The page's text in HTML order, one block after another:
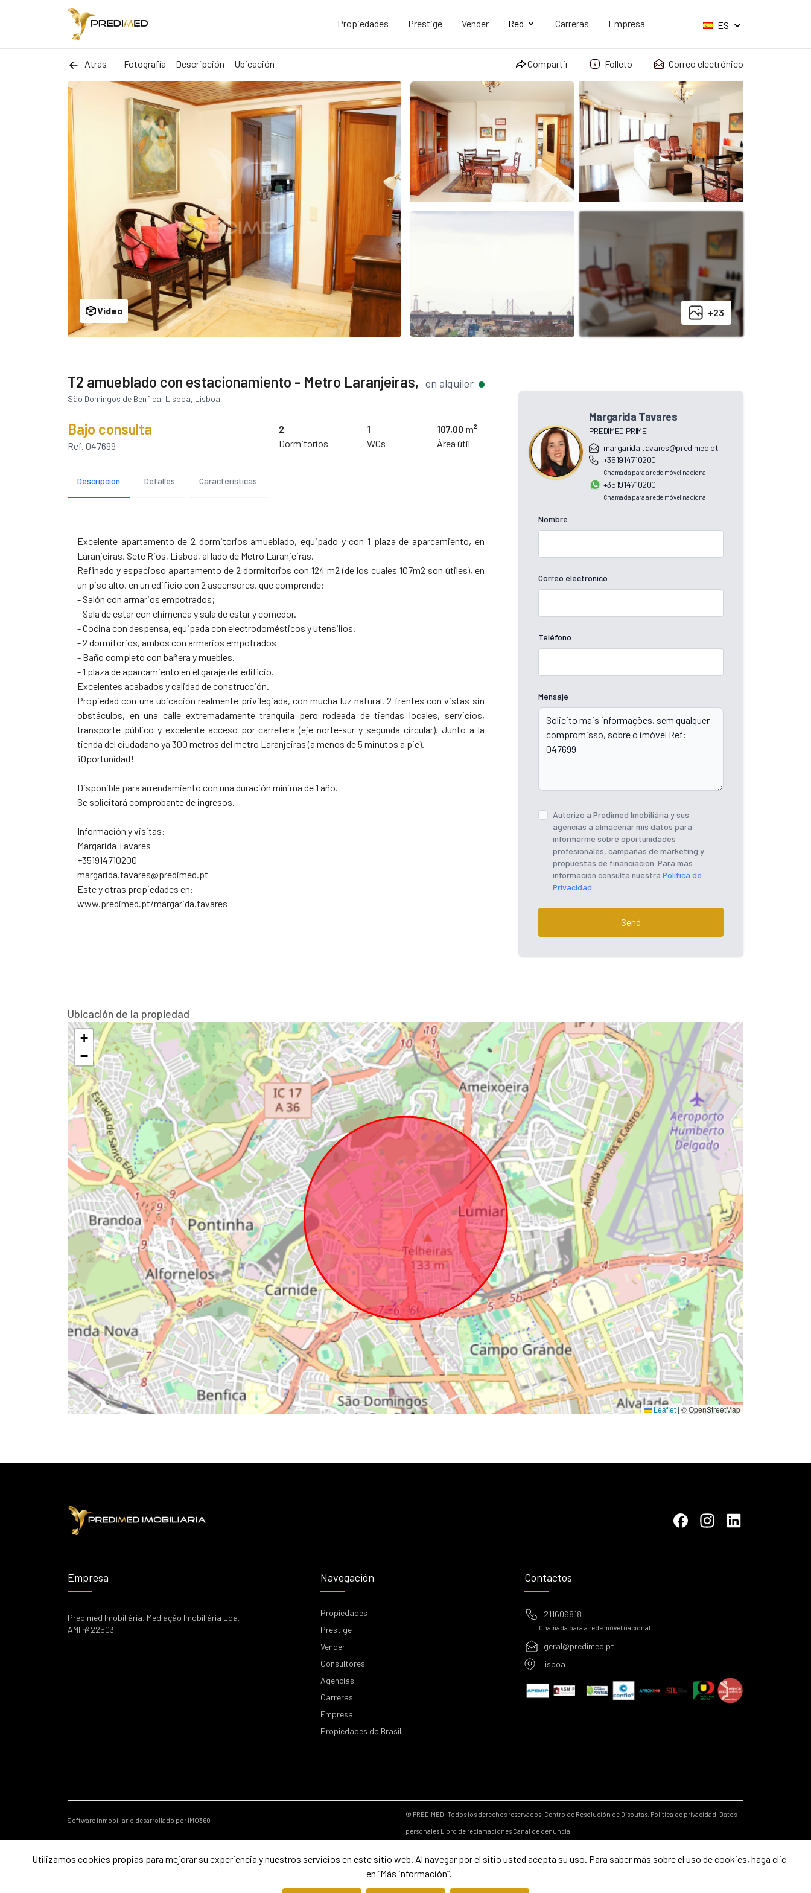
Propiedades Prestige Vender Red Carreras Empresa ES
Atrás Fotografía Descripción Ubicación Compartir Folleto Correo electrónico
+23
Video
T2 amueblado con estacionamiento - Metro Laranjeiras, en alquiler
São Domingos de Benfica, Lisboa, Lisboa
Bajo consulta
Ref. 047699
2
Dormitorios
1
WCs
107,00 m²
Área útil
Descripción Detalles Características
Excelente apartamento de 2 dormitorios amueblado, equipado y con 1 plaza de aparcamiento, en
Laranjeiras, Sete Rios, Lisboa, al lado de Metro Laranjeiras.
Refinado y espacioso apartamento de 2 dormitorios con 124 m2 (de los cuales 107m2 son útiles), en
un piso alto, en un edificio con 2 ascensores, que comprende:
- Salón con armarios empotrados;
- Sala de estar con chimenea y sala de estar y comedor.
- Cocina con despensa, equipada con electrodomésticos y utensilios.
- 2 dormitorios, ambos con armarios empotrados
- Baño completo con bañera y muebles.
- 1 plaza de aparcamiento en el garaje del edificio.
Excelentes acabados y calidad de construcción.
Propiedad con una ubicación realmente privilegiada, con mucha luz natural, 2 frentes con vistas sin
obstáculos, en una calle extremadamente tranquila pero rodeada de tiendas locales, servicios,
transporte público y excelente acceso por carretera (eje norte-sur y segunda circular). Junto a la
tienda del ciudadano ya 300 metros del metro Laranjeiras (a menos de 5 minutos a pie).
¡Oportunidad!
Disponible para arrendamiento con una duración mínima de 1 año.
Se solicitará comprobante de ingresos.
Información y visitas:
Margarida Tavares
+351914710200
margarida.tavares@predimed.pt
Este y otras propiedades en:
www.predimed.pt/margarida.tavares
Margarida Tavares
PREDIMED PRIME
margarida.tavares@predimed.pt
+351914710200
Chamada para a rede móvel nacional
+351914710200
Chamada para a rede móvel nacional
Nombre
Correo electrónico
Teléfono
Mensaje
Autorizo ​​a Predimed Imobiliária y sus
agencias a almacenar mis datos para
informarme sobre oportunidades
profesionales, campañas de marketing y
propuestas de financiación. Para más
información consulta nuestra Política de
Privacidad
Send
Ubicación de la propiedad
+
−
Leaflet | © OpenStreetMap
Empresa
Predimed Imobiliária, Mediação Imobiliária Lda.
AMI nº 22503
Navegación
Propiedades
Prestige
Vender
Consultores
Agencias
Carreras
Empresa
Propiedades do Brasil
Contactos
211606818
Chamada para a rede móvel nacional
geral@predimed.pt
Lisboa
Software inmobiliario desarrollado por IMO360
© PREDIMED. Todos los derechos reservados. Centro de Resolución de Disputas. Política de privacidad. Datos
personalesLibro de reclamaciones Canal de denuncia
Utilizamos cookies propias para mejorar su experiencia y nuestros servicios en este sitio web. Al navegar por el sitio usted acepta su uso. Para saber más sobre el uso de cookies, haga clic
en “Más información”.